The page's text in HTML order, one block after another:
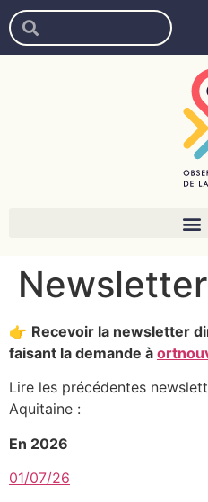
Newsletter
👉 Recevoir la newsletter
faisant la demande à
Lire les précédentes
Aquitaine :
En 2026
01/07/26